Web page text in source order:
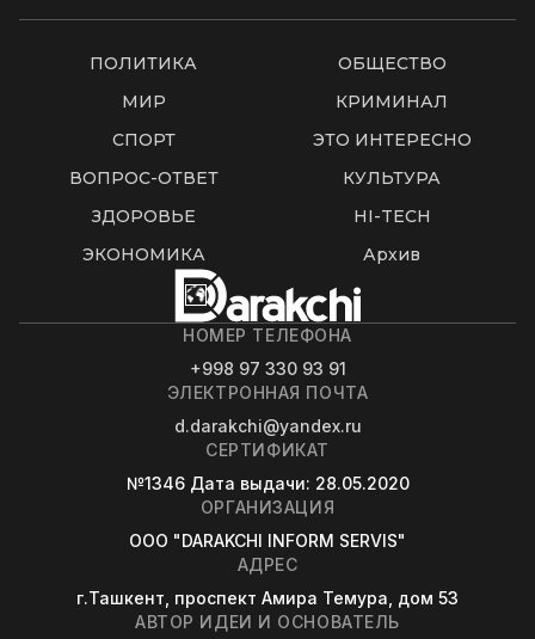
ПОЛИТИКА
ОБЩЕСТВО
МИР
КРИМИНАЛ
СПОРТ
ЭТО ИНТЕРЕСНО
ВОПРОС-ОТВЕТ
КУЛЬТУРА
ЗДОРОВЬЕ
HI-TECH
ЭКОНОМИКА
Архив
НОМЕР ТЕЛЕФОНА
+998 97 330 93 91
ЭЛЕКТРОННАЯ ПОЧТА
d.darakchi@yandex.ru
СЕРТИФИКАТ
№1346 Дата выдачи: 28.05.2020
ОРГАНИЗАЦИЯ
OOO "DARAKCHI INFORM SERVIS"
АДРЕС
г.Ташкент, проспект Амира Темура, дом 53
АВТОР ИДЕИ И ОСНОВАТЕЛЬ